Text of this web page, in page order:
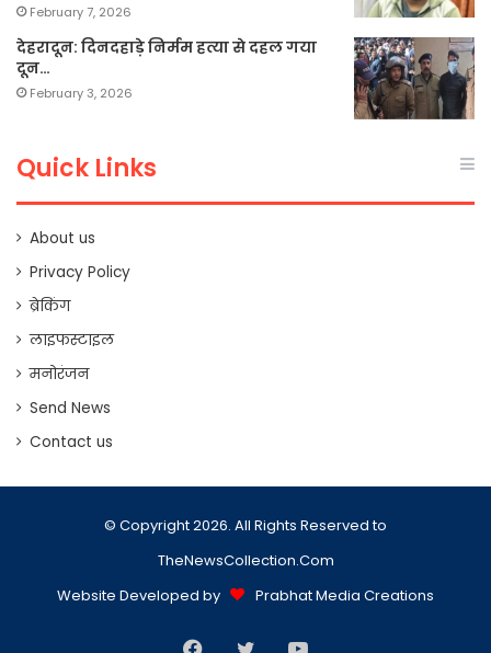
February 7, 2026
देहरादून: दिनदहाड़े निर्मम हत्या से दहल गया
दून…
February 3, 2026
Quick Links
About us
Privacy Policy
ब्रेकिंग
लाइफस्टाइल
मनोरंजन
Send News
Contact us
© Copyright 2026. All Rights Reserved to
TheNewsCollection.Com
Website Developed by
Prabhat Media Creations